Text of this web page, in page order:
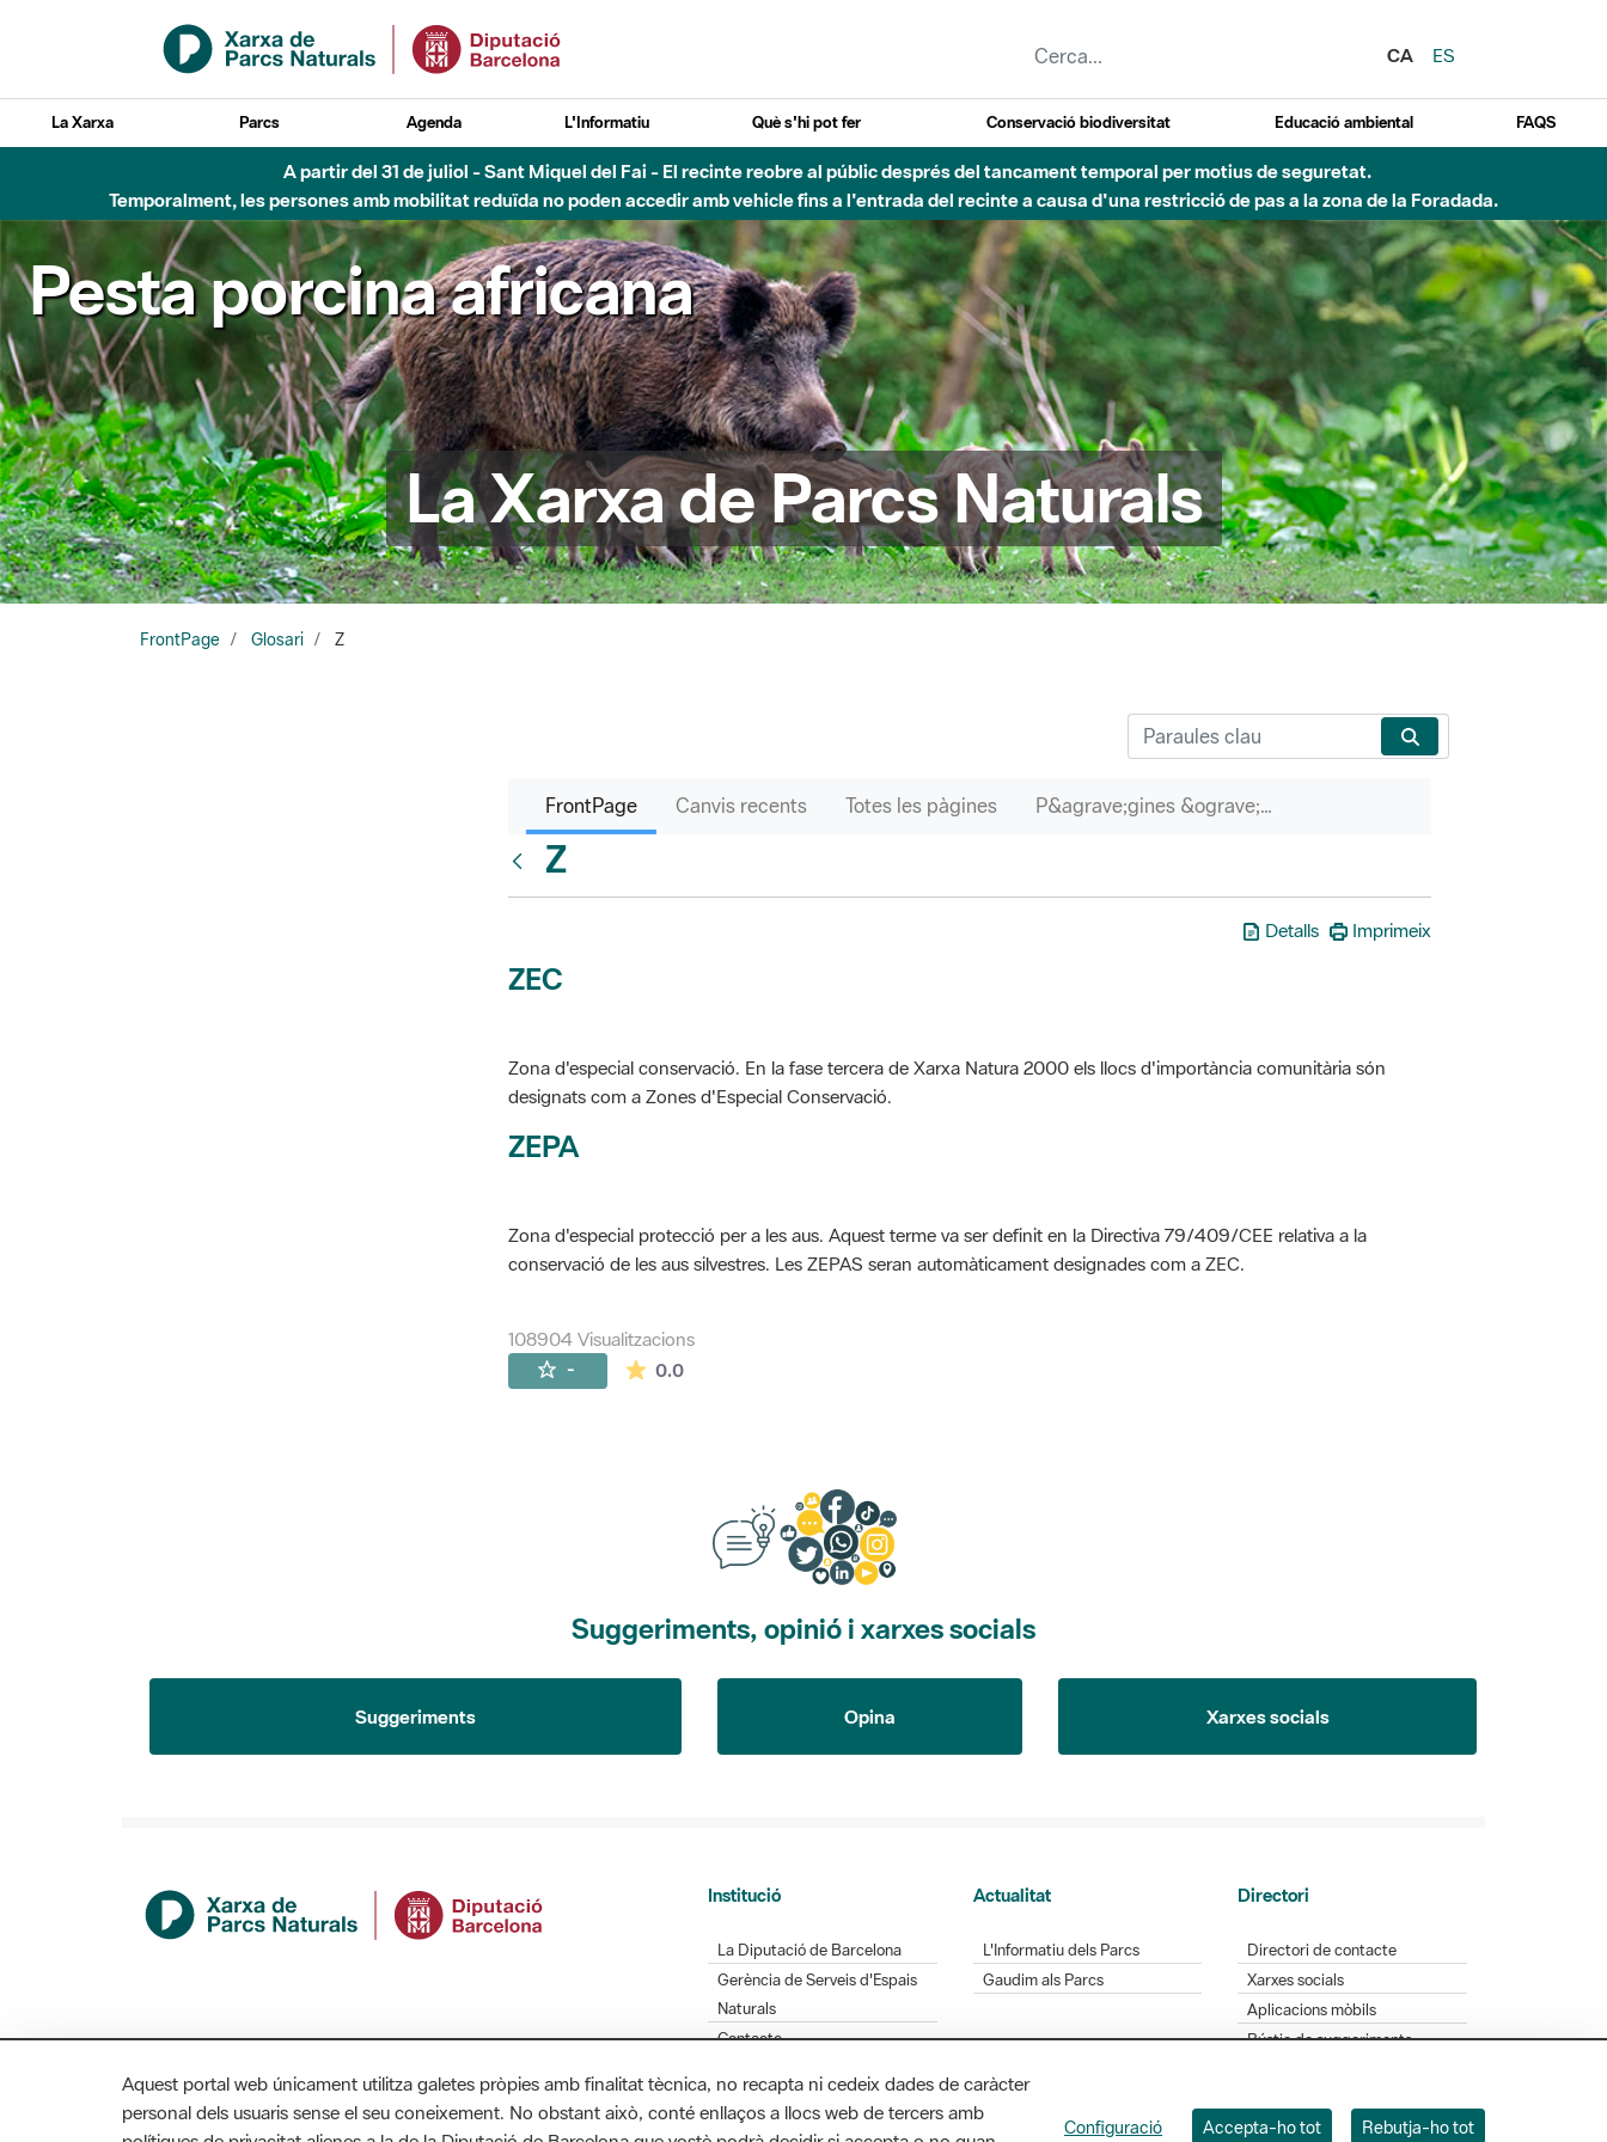
Salta al contingut principal
CA
ES
La Xarxa Parcs Agenda L'Informatiu Què s'hi pot fer Conservació biodiversitat Educació ambiental FAQS
A partir del 31 de juliol - Sant Miquel del Fai - El recinte reobre al públic després del tancament temporal per motius de seguretat.
Temporalment, les persones amb mobilitat reduïda no poden accedir amb vehicle fins a l'entrada del recinte a causa d'una restricció de pas a la zona de la Foradada.
Pesta porcina africana
La Xarxa de Parcs Naturals
FrontPage Glosari Z
FrontPage Canvis recents Totes les pàgines P&agrave;gines &ograve;rfenes
Z
Detalls Imprimeix
ZEC
Zona d'especial conservació. En la fase tercera de Xarxa Natura 2000 els llocs d'importància comunitària són
designats com a Zones d'Especial Conservació.
ZEPA
Zona d'especial protecció per a les aus. Aquest terme va ser definit en la Directiva 79/409/CEE relativa a la
conservació de les aus silvestres. Les ZEPAS seran automàticament designades com a ZEC.
108904 Visualitzacions
- 0.0La mitjana de les valoracions és de 0 estrelles de 5.
Suggeriments, opinió i xarxes socials
Suggeriments Opina Xarxes socials
Institució
La Diputació de Barcelona
Gerència de Serveis d'Espais
Naturals
Contacte
Actualitat
L'Informatiu dels Parcs
Gaudim als Parcs
Directori
Directori de contacte
Xarxes socials
Aplicacions mòbils
Bústia de suggeriments
Aquest portal web únicament utilitza galetes pròpies amb finalitat tècnica, no recapta ni cedeix dades de caràcter
personal dels usuaris sense el seu coneixement. No obstant això, conté enllaços a llocs web de tercers amb
Configuració Accepta-ho tot Rebutja-ho tot